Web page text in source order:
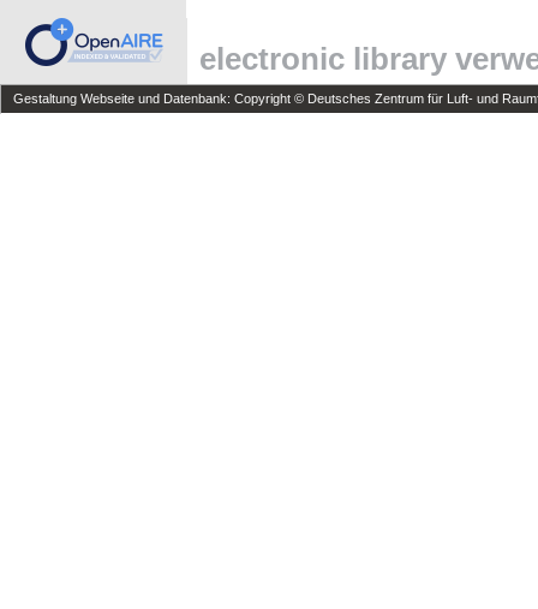
electronic library
Gestaltung Webseite und Datenbank: Copyright © Deutsches Zentrum für Luft- und